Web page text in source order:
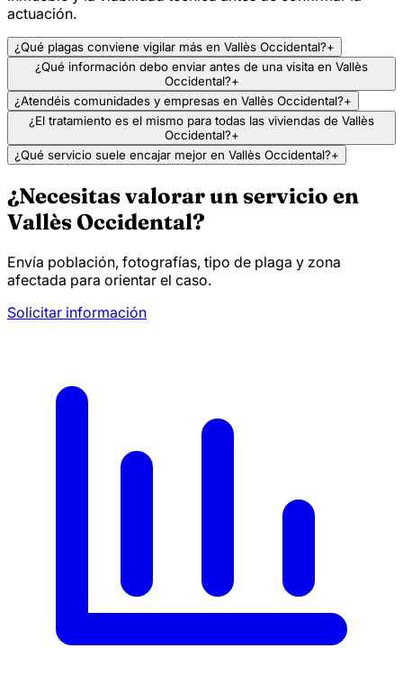
actuación.
¿Qué plagas conviene vigilar más en Vallès Occidental?+
¿Qué información debo enviar antes de una visita en Vallès
Occidental?+
¿Atendéis comunidades y empresas en Vallès Occidental?+
¿El tratamiento es el mismo para todas las viviendas de Vallès
Occidental?+
¿Qué servicio suele encajar mejor en Vallès Occidental?+
¿Necesitas valorar un servicio en
Vallès Occidental?
Envía población, fotografías, tipo de plaga y zona
afectada para orientar el caso.
Solicitar información